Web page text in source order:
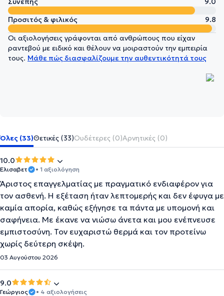
Προσιτός & φιλικός
9.8
Οι αξιολογήσεις γράφονται από ανθρώπους που είχαν
ραντεβού με ειδικό και θέλουν να μοιραστούν την εμπειρία
τους. Μάθε πώς διασφαλίζουμε την αυθεντικότητά τους
Όλες (33)Θετικές (33)Ουδέτερες (0)Αρνητικές (0)
10.0
Ελισαβετ • 1 αξιολόγηση
Άριστος επαγγελματίας με πραγματικό ενδιαφέρον για
τον ασθενή. Η εξέταση ήταν λεπτομερής και δεν έφυγα με
καμία απορία, καθώς εξήγησε τα πάντα με υπομονή και
σαφήνεια. Με έκανε να νιώσω άνετα και μου ενέπνευσε
εμπιστοσύνη. Τον ευχαριστώ θερμά και τον προτείνω
χωρίς δεύτερη σκέψη.
03 Αυγούστου 2026
9.0
Γεώργιος • 4 αξιολογήσεις